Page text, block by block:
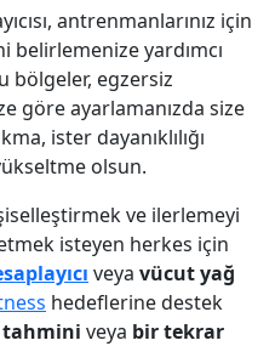
antrenmanlarınız için
belirlemenize yardımcı
bölgeler, egzersiz
göre ayarlamanızda size
ister dayanıklılığı
olsun.
ve ilerlemeyi
isteyen herkes için
veya vücut yağ
hedeflerine destek
tahmini veya bir tekrar